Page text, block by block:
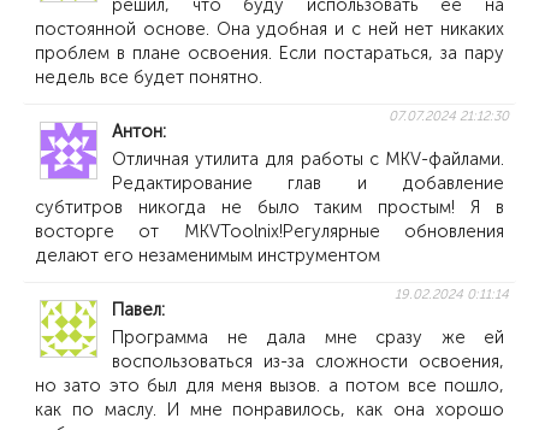
решил, что буду использовать ее на
постоянной основе. Она удобная и с ней нет никаких
проблем в плане освоения. Если постараться, за пару
недель все будет понятно.
Антон
07.07.2024 21:12:30
Отличная утилита для работы с MKV-файлами.
Редактирование глав и добавление
субтитров никогда не было таким простым! Я в
восторге от MKVToolnix!Регулярные обновления
делают его незаменимым инструментом
Павел
19.02.2024 0:11:14
Программа не дала мне сразу же ей
воспользоваться из-за сложности освоения,
но зато это был для меня вызов. а потом все пошло,
как по маслу. И мне понравилось, как она хорошо